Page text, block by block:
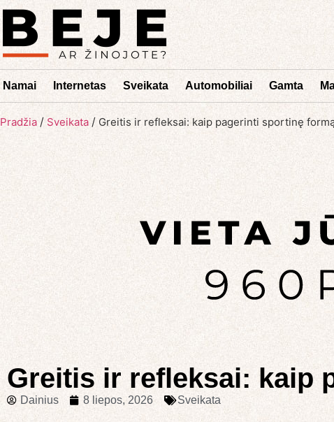
Namai Internetas Sveikata Automobiliai Gamta
Pradžia / Sveikata / Greitis ir refleksai: kaip pagerinti sportinę
Greitis ir refleksai: kaip
Dainius 8 liepos, 2026 Sveikata